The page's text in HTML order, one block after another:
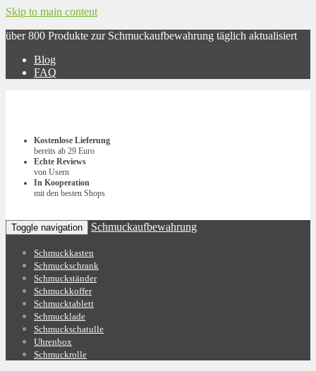
Skip to main content
über 800 Produkte zur Schmuckaufbewahrung täglich aktualisiert
Blog
FAQ
Kostenlose Lieferung
bereits ab 29 Euro
Echte Reviews
von Usern
In Kooperation
mit den besten Shops
Toggle navigation Schmuckaufbewahrung
Schmuckkasten
Schmuckschrank
Schmuckständer
Schmuckkoffer
Schmucktablett
Schmucklade
Schmuckschatulle
Uhrenbox
Schmuckrolle